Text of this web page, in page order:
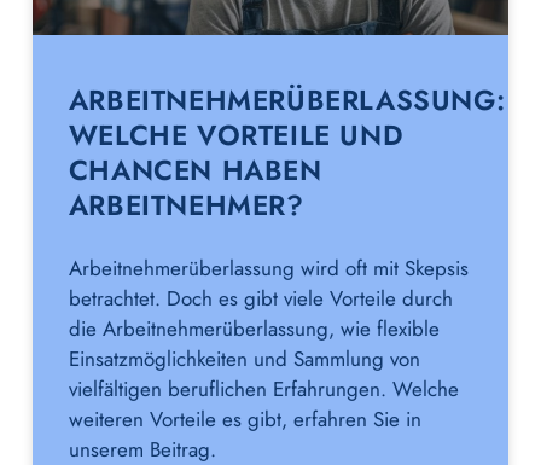
ARBEITNEHMERÜBERLASSUNG:
WELCHE VORTEILE UND
CHANCEN HABEN
ARBEITNEHMER?
Arbeitnehmerüberlassung wird oft mit Skepsis
betrachtet. Doch es gibt viele Vorteile durch
die Arbeitnehmerüberlassung, wie flexible
Einsatzmöglichkeiten und Sammlung von
vielfältigen beruflichen Erfahrungen. Welche
weiteren Vorteile es gibt, erfahren Sie in
unserem Beitrag.